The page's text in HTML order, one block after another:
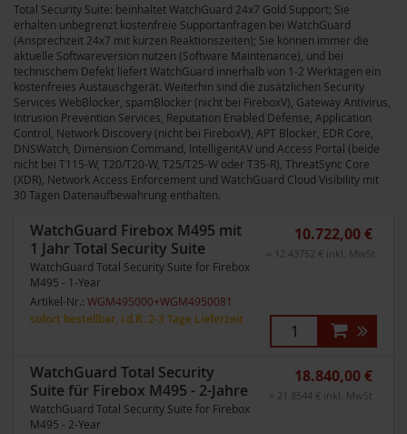
Total Security Suite: beinhaltet WatchGuard 24x7 Gold Support; Sie
erhalten unbegrenzt kostenfreie Supportanfragen bei WatchGuard
(Ansprechzeit 24x7 mit kurzen Reaktionszeiten); Sie können immer die
aktuelle Softwareversion nutzen (Software Maintenance), und bei
technischem Defekt liefert WatchGuard innerhalb von 1-2 Werktagen ein
kostenfreies Austauschgerät. Weiterhin sind die zusätzlichen Security
Services WebBlocker, spamBlocker (nicht bei FireboxV), Gateway Antivirus,
Intrusion Prevention Services, Reputation Enabled Defense, Application
Control, Network Discovery (nicht bei FireboxV), APT Blocker, EDR Core,
DNSWatch, Dimension Command, IntelligentAV und Access Portal (beide
nicht bei T115-W, T20/T20-W, T25/T25-W oder T35-R), ThreatSync Core
(XDR), Network Access Enforcement und WatchGuard Cloud Visibility mit
30 Tagen Datenaufbewahrung enthalten.
WatchGuard Firebox M495 mit
1 Jahr Total Security Suite
WatchGuard Total Security Suite for Firebox
M495 - 1-Year
Artikel-Nr.: WGM495000+WGM4950081
sofort bestellbar, i.d.R. 2-3 Tage Lieferzeit
10.722,00 €
= 12.43752 € inkl. MwSt
WatchGuard Total Security
Suite für Firebox M495 - 2-Jahre
WatchGuard Total Security Suite for Firebox
M495 - 2-Year
18.840,00 €
= 21.8544 € inkl. MwSt